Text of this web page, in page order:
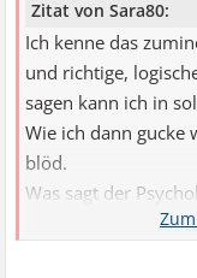
Zitat von Sara80:
Ich kenne das
und richtige,
sagen kann ich in
Wie ich dann gucke
blöd.
Was sagt der